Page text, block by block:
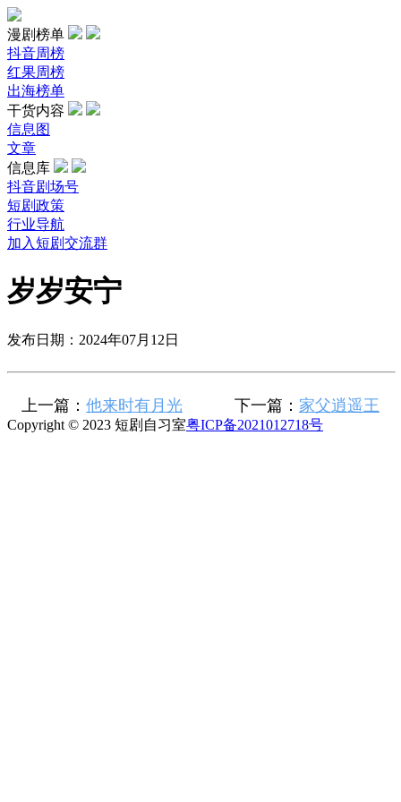
漫剧榜单
抖音周榜
红果周榜
出海榜单
干货内容
信息图
文章
信息库
抖音剧场号
短剧政策
行业导航
加入短剧交流群
岁岁安宁
发布日期：2024年07月12日
上一篇： 他来时有月光 下一篇： 家父逍遥王
Copyright © 2023 短剧自习室粤ICP备2021012718号